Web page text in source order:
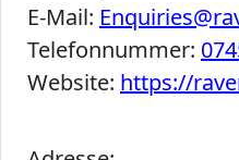
E-Mail:
Telefonnummer:
Website: https://